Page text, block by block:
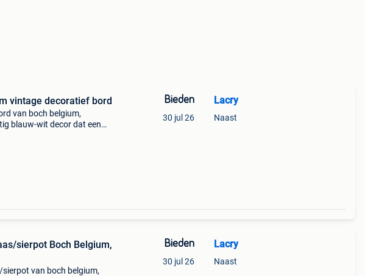
vintage decoratief bord
van boch belgium,
blauw-wit decor dat een
Bieden
30 jul 26
Lacry
Naast
sierpot Boch Belgium,
van boch belgium,
Bieden
30 jul 26
Lacry
Naast